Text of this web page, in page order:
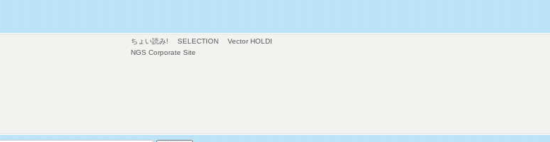
ちょい読み! SELECTION
Vector HOLDI
NGS Corporate Site